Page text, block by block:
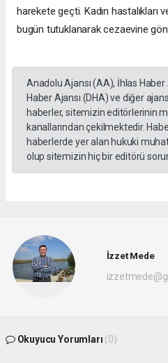
harekete geçti. Kadın hastalıkları
bugün tutuklanarak cezaevine
Anadolu Ajansı (AA), İhlas Haber
Haber Ajansı (DHA) ve diğer
haberler, sitemizin editörlerinin
kanallarından çekilmektedir.
haberlerde yer alan hukuki
olup sitemizin hiç bir editörü
İzzet Mede
Okuyucu Yorumları (0)